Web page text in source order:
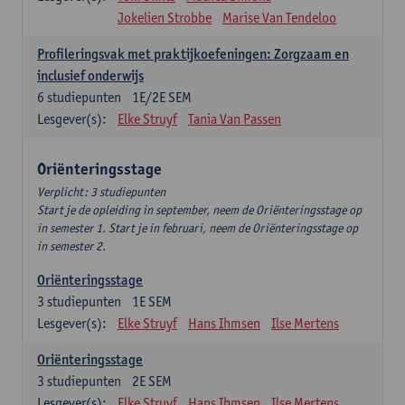
Jokelien Strobbe
Marise Van Tendeloo
Profileringsvak met praktijkoefeningen: Zorgzaam en
inclusief onderwijs
1E/2E SEM
6 studiepunten
Lesgever(s):
Elke Struyf Tania Van Passen
Oriënteringsstage
Verplicht: 3 studiepunten
Start je de opleiding in september, neem de Oriënteringsstage op
in semester 1. Start je in februari, neem de Oriënteringsstage op
in semester 2.
Oriënteringsstage
1E SEM
3 studiepunten
Lesgever(s):
Elke Struyf Hans Ihmsen Ilse Mertens
Oriënteringsstage
2E SEM
3 studiepunten